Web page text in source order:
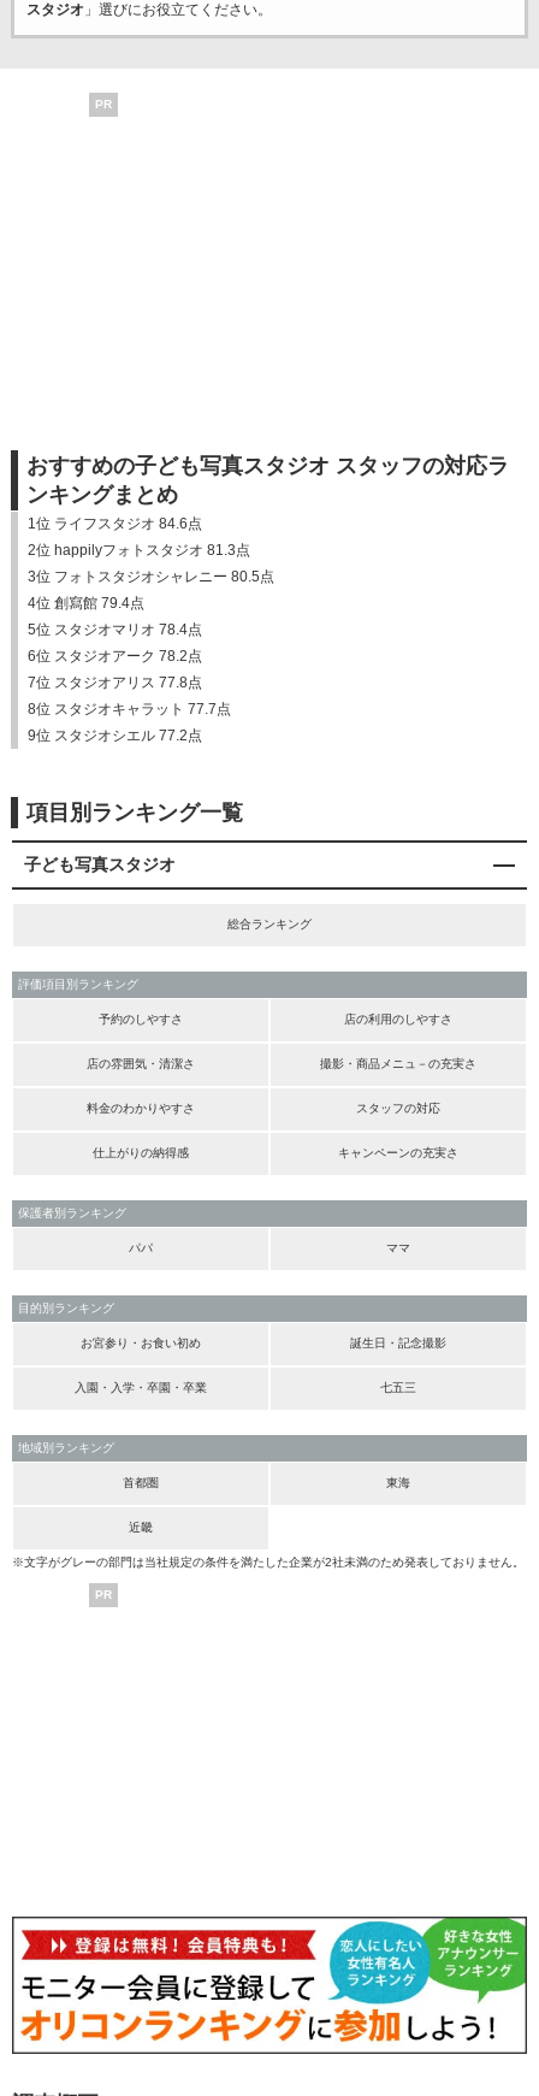
スタジオ 」選びにお役立てください。
PR
おすすめの子ども写真スタジオ スタッフの対応ラ
ンキングまとめ
1位 ライフスタジオ 84.6点
2位 happilyフォトスタジオ 81.3点
3位 フォトスタジオシャレニー 80.5点
4位 創寫館 79.4点
5位 スタジオマリオ 78.4点
6位 スタジオアーク 78.2点
7位 スタジオアリス 77.8点
8位 スタジオキャラット 77.7点
9位 スタジオシエル 77.2点
項目別ランキング一覧
子ども写真スタジオ
総合ランキング
評価項目別ランキング
予約のしやすさ 店の利用のしやすさ
店の雰囲気・清潔さ 撮影・商品メニュ－の充実さ
料金のわかりやすさ スタッフの対応
仕上がりの納得感 キャンペーンの充実さ
保護者別ランキング
パパ ママ
目的別ランキング
お宮参り・お食い初め 誕生日・記念撮影
入園・入学・卒園・卒業 七五三
地域別ランキング
首都圏 東海
近畿
※文字がグレーの部門は当社規定の条件を満たした企業が2社未満のため発表しておりません。
PR